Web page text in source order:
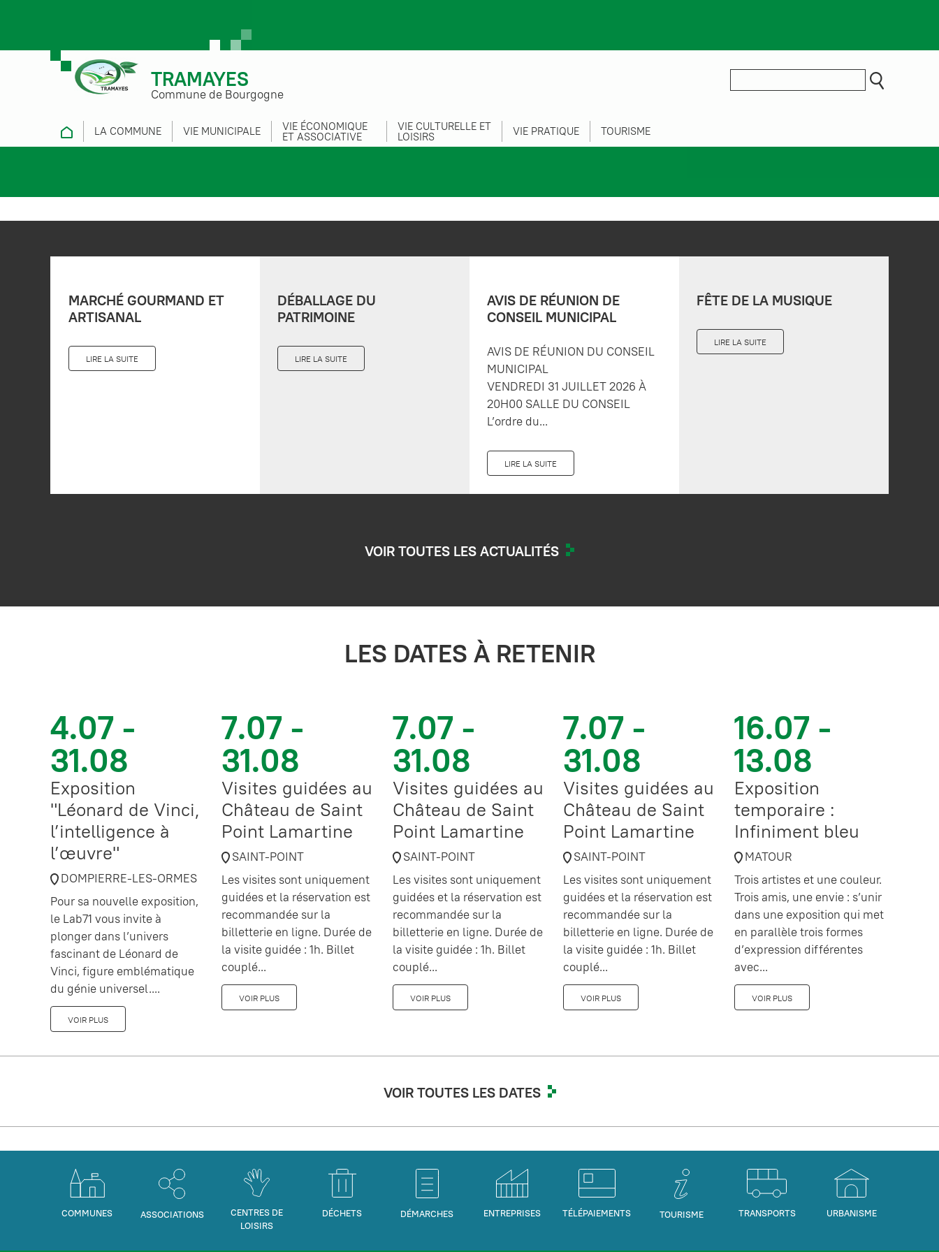
TRAMAYES
Commune de Bourgogne
LA COMMUNE VIE MUNICIPALE VIE ÉCONOMIQUE
ET ASSOCIATIVE
VIE CULTURELLE ET
LOISIRS VIE PRATIQUE TOURISME
MARCHÉ GOURMAND ET
ARTISANAL
LIRE LA SUITE
DÉBALLAGE DU
PATRIMOINE
LIRE LA SUITE
AVIS DE RÉUNION DE
CONSEIL MUNICIPAL
AVIS DE RÉUNION DU CONSEIL
MUNICIPAL
VENDREDI 31 JUILLET 2026 À
20H00 SALLE DU CONSEIL
L’ordre du...
LIRE LA SUITE
FÊTE DE LA MUSIQUE
LIRE LA SUITE
VOIR TOUTES LES ACTUALITÉS
LES DATES À RETENIR
4.07 -
31.08
Exposition
"Léonard de Vinci,
l’intelligence à
l’œuvre"
DOMPIERRE-LES-ORMES
Pour sa nouvelle exposition,
le Lab71 vous invite à
plonger dans l’univers
fascinant de Léonard de
Vinci, figure emblématique
du génie universel....
VOIR PLUS
7.07 -
31.08
Visites guidées au
Château de Saint
Point Lamartine
SAINT-POINT
Les visites sont uniquement
guidées et la réservation est
recommandée sur la
billetterie en ligne. Durée de
la visite guidée : 1h. Billet
couplé...
VOIR PLUS
7.07 -
31.08
Visites guidées au
Château de Saint
Point Lamartine
SAINT-POINT
Les visites sont uniquement
guidées et la réservation est
recommandée sur la
billetterie en ligne. Durée de
la visite guidée : 1h. Billet
couplé...
VOIR PLUS
7.07 -
31.08
Visites guidées au
Château de Saint
Point Lamartine
SAINT-POINT
Les visites sont uniquement
guidées et la réservation est
recommandée sur la
billetterie en ligne. Durée de
la visite guidée : 1h. Billet
couplé...
VOIR PLUS
16.07 -
13.08
Exposition
temporaire :
Infiniment bleu
MATOUR
Trois artistes et une couleur.
Trois amis, une envie : s’unir
dans une exposition qui met
en parallèle trois formes
d’expression différentes
avec...
VOIR PLUS
VOIR TOUTES LES DATES
COMMUNES ASSOCIATIONS
CENTRES DE
LOISIRS
DÉCHETS DÉMARCHES ENTREPRISES TÉLÉPAIEMENTS TOURISME TRANSPORTS URBANISME